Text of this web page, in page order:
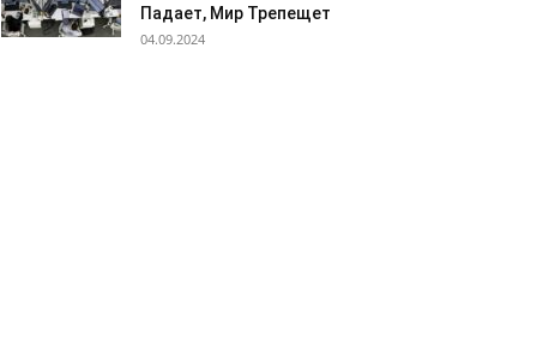
Падает, Мир Трепещет
04.09.2024